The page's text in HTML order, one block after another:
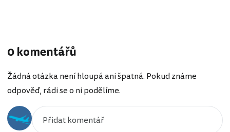
0 komentářů
Žádná otázka není hloupá ani špatná. Pokud známe
odpověď, rádi se o ni podělíme.